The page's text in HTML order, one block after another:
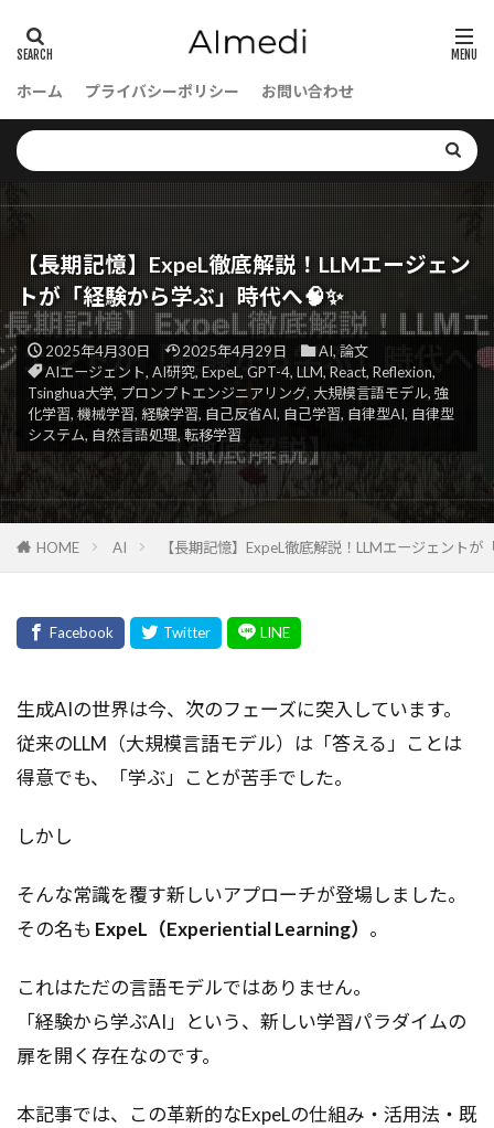
ホーム プライバシーポリシー お問い合わせ
【長期記憶】ExpeL徹底解説！LLMエージェン
トが「経験から学ぶ」時代へ🧠✨
2025年4月30日 2025年4月29日 AI, 論文
AIエージェント, AI研究, ExpeL, GPT-4, LLM, React, Reflexion,
Tsinghua大学, プロンプトエンジニアリング, 大規模言語モデル, 強
化学習, 機械学習, 経験学習, 自己反省AI, 自己学習, 自律型AI, 自律型
システム, 自然言語処理,転移学習
HOME AI 【長期記憶】ExpeL徹底解説！LLMエージェントが
生成AIの世界は今、次のフェーズに突入しています。
従来のLLM（大規模言語モデル）は「答える」ことは
得意でも、「学ぶ」ことが苦手でした。
しかし――
そんな常識を覆す新しいアプローチが登場しました。
その名も ExpeL（Experiential Learning） 。
これはただの言語モデルではありません。
「経験から学ぶAI」という、新しい学習パラダイムの
扉を開く存在なのです。
本記事では、この革新的なExpeLの仕組み・活用法・既